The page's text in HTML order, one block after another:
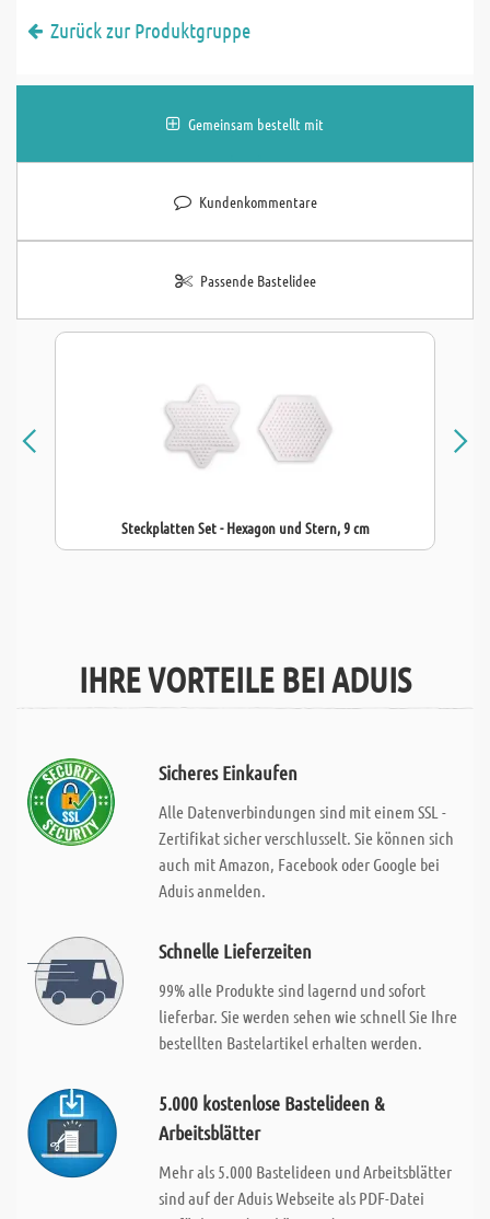
Zurück zur Produktgruppe
Gemeinsam bestellt mit
Kundenkommentare
Passende Bastelidee
Steckplatten Set - Hexagon und Stern, 9 cm
IHRE VORTEILE BEI ADUIS
Sicheres Einkaufen
Alle Datenverbindungen sind mit einem SSL -
Zertifikat sicher verschlusselt. Sie können sich
auch mit Amazon, Facebook oder Google bei
Aduis anmelden.
Schnelle Lieferzeiten
99% alle Produkte sind lagernd und sofort
lieferbar. Sie werden sehen wie schnell Sie Ihre
bestellten Bastelartikel erhalten werden.
5.000 kostenlose Bastelideen &
Arbeitsblätter
Mehr als 5.000 Bastelideen und Arbeitsblätter
sind auf der Aduis Webseite als PDF-Datei